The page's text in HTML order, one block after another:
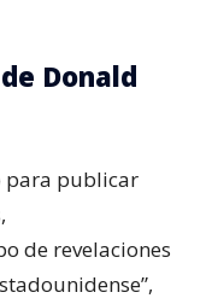
Donald
para publicar
de revelaciones